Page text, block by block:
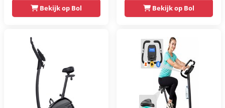
Magnetische Fiets -
Hartslagsensoren -
Gemakkelijk te
transporteren -
Antislippedalen -
Homegym -
Stabiele structuur -
Bekijk op Bol
weerstandsniveaus
- Tablethouder -
Hartslagfunctie en
transportwielen
Bekijk op Bol